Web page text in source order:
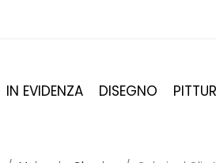
IN EVIDENZA DISEGNO